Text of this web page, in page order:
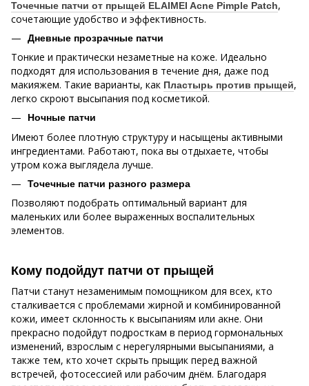
Точечные патчи от прыщей ELAIMEI Acne Pimple Patch,
сочетающие удобство и эффективность.
Дневные прозрачные патчи
Тонкие и практически незаметные на коже. Идеально
подходят для использования в течение дня, даже под
макияжем. Такие варианты, как Пластырь против прыщей,
легко скроют высыпания под косметикой.
Ночные патчи
Имеют более плотную структуру и насыщены активными
ингредиентами. Работают, пока вы отдыхаете, чтобы
утром кожа выглядела лучше.
Точечные патчи разного размера
Позволяют подобрать оптимальный вариант для
маленьких или более выраженных воспалительных
элементов.
Кому подойдут патчи от прыщей
Патчи станут незаменимым помощником для всех, кто
сталкивается с проблемами жирной и комбинированной
кожи, имеет склонность к высыпаниям или акне. Они
прекрасно подойдут подросткам в период гормональных
изменений, взрослым с нерегулярными высыпаниями, а
также тем, кто хочет скрыть прыщик перед важной
встречей, фотосессией или рабочим днём. Благодаря